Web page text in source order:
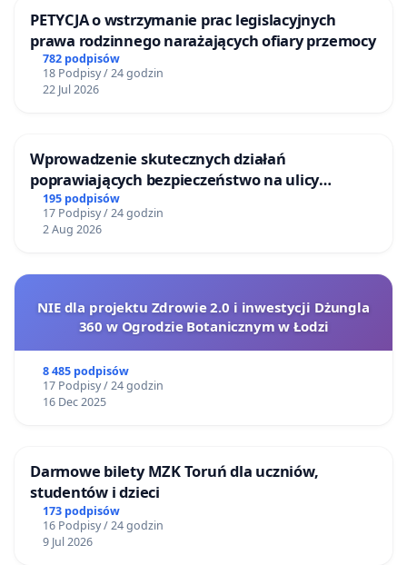
PETYCJA o wstrzymanie prac legislacyjnych
prawa rodzinnego narażających ofiary przemocy
782 podpisów
18 Podpisy / 24 godzin
22 Jul 2026
Wprowadzenie skutecznych działań
poprawiających bezpieczeństwo na ulicy
Żeromskiego w Otwocku
195 podpisów
17 Podpisy / 24 godzin
2 Aug 2026
NIE dla projektu Zdrowie 2.0 i inwestycji Dżungla
360 w Ogrodzie Botanicznym w Łodzi
8 485 podpisów
17 Podpisy / 24 godzin
16 Dec 2025
Darmowe bilety MZK Toruń dla uczniów,
studentów i dzieci
173 podpisów
16 Podpisy / 24 godzin
9 Jul 2026